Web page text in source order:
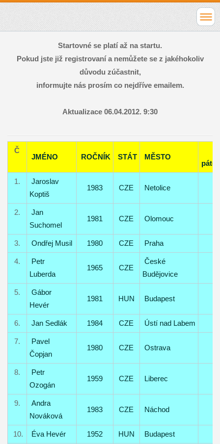
Startovné se platí až na startu.
Pokud jste již registrovaní a nemůžete se z jakéhokoliv
důvodu zúčastnit,
informujte nás prosím co nejdříve emailem.
Aktualizace 06.04.2012. 9:30
Č
JMÉNO ROČNÍK STÁT MĚSTO
1.
Jaroslav
Koptiš
1983 CZE Netolice
2.
Jan
Suchomel
1981 CZE Olomouc
3. Ondřej Musil 1980 CZE Praha
4.
Petr
Luberda
1965 CZE
České
Budějovice
5.
Gábor
Hevér
1981 HUN Budapest
6. Jan Sedlák 1984 CZE Ústí nad Labem
7.
Pavel
Čopjan
1980 CZE Ostrava
8.
Petr
Ozogán
1959 CZE Liberec
9.
Andra
Nováková
1983 CZE Náchod
10. Éva Hevér 1952 HUN Budapest